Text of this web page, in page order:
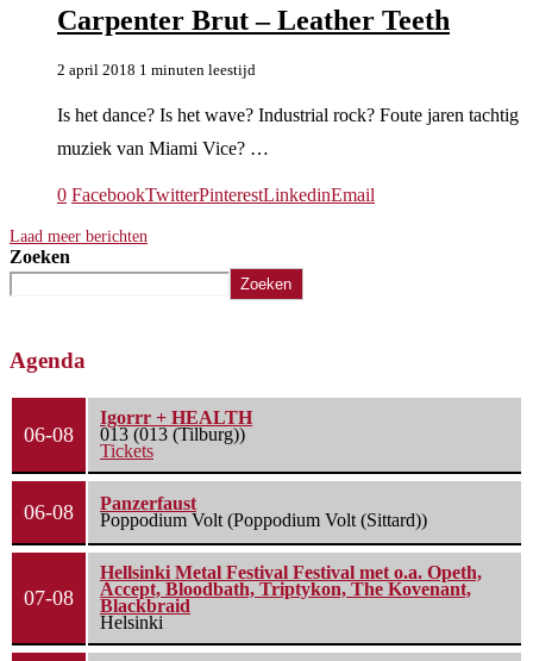
Carpenter Brut – Leather Teeth
2 april 2018 1 minuten leestijd
Is het dance? Is het wave? Industrial rock? Foute jaren tachtig
muziek van Miami Vice? …
0 FacebookTwitterPinterestLinkedinEmail
Laad meer berichten
Zoeken
Zoeken
Agenda
06-08
Igorrr + HEALTH
013 (013 (Tilburg))
Tickets
06-08
Panzerfaust
Poppodium Volt (Poppodium Volt (Sittard))
07-08
Hellsinki Metal Festival Festival met o.a. Opeth,
Accept, Bloodbath, Triptykon, The Kovenant,
Blackbraid
Helsinki